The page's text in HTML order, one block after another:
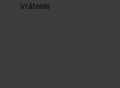
Vrátenie